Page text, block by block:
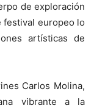
de exploración
festival europeo lo
artísticas de
Carlos Molina,
vibrante a la